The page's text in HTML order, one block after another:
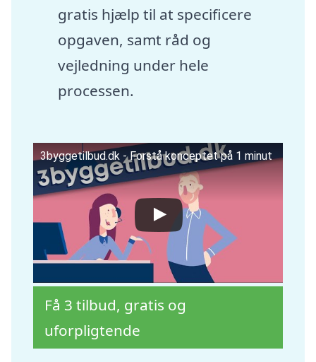
gratis hjælp til at specificere
opgaven, samt råd og
vejledning under hele
processen.
3byggetilbud.dk - Forstå konceptet på 1 minut
Få 3 tilbud, gratis og
uforpligtende